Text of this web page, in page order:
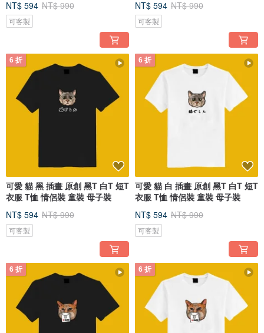
NT$ 594 NT$ 990
可客製
NT$ 594 NT$ 990
可客製
6 折
可愛 貓 黑 插畫 原創 黑T 白T 短T
衣服 T恤 情侶裝 童裝 母子裝
NT$ 594 NT$ 990
可客製
6 折
可愛 貓 白 插畫 原創 黑T 白T 短T
衣服 T恤 情侶裝 童裝 母子裝
NT$ 594 NT$ 990
可客製
6 折 6 折